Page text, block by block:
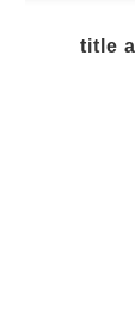
title